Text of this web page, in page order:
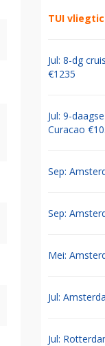
TUI
Jul: 8-dg
€1235
Jul: 9-
Curacao
Sep:
Sep:
Mei:
Jul:
Jul: